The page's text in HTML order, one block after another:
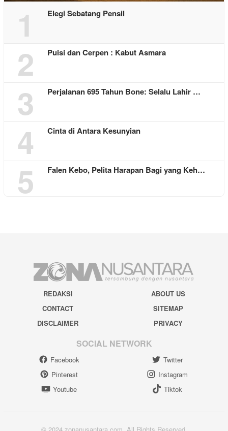
1 Elegi Sebatang Pensil
2 Puisi dan Cerpen : Kabut Asmara
3 Perjalanan 695 Tahun Bone: Selalu Lahir …
4 Cinta di Antara Kesunyian
5 Falen Kebo, Pelita Harapan Bagi yang Keh…
REDAKSI
ABOUT US
CONTACT
SITEMAP
DISCLAIMER
PRIVACY
SOCIAL NETWORK
Facebook
Twitter
Pinterest
Instagram
Youtube
Tiktok